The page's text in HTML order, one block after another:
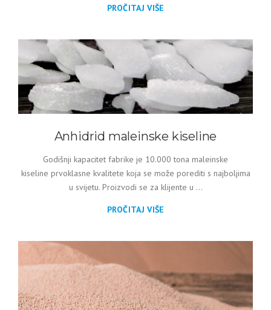
PROČITAJ VIŠE
Anhidrid maleinske kiseline
Godišnji kapacitet fabrike je 10.000 tona maleinske
kiseline prvoklasne kvalitete koja se može porediti s najboljima
u svijetu. Proizvodi se za klijente u ...
PROČITAJ VIŠE